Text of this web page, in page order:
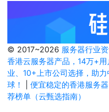
© 2017~2026 服务器行业
香港云服务器产品，14万+
业、10+上市公司选择，助
球！
便宜稳定的香港服务器
荐榜单（云甄选指南）